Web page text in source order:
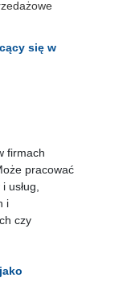
się w
firmach
pracować
i
czy